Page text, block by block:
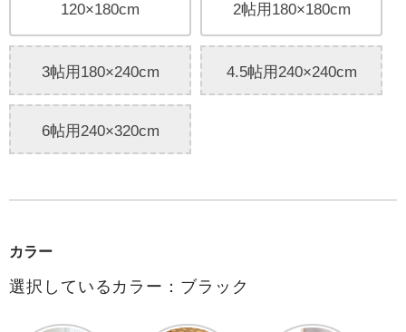
120×180cm 2帖用180×180cm
3帖用180×240cm 4.5帖用240×240cm
6帖用240×320cm
カラー
選択しているカラー：ブラック